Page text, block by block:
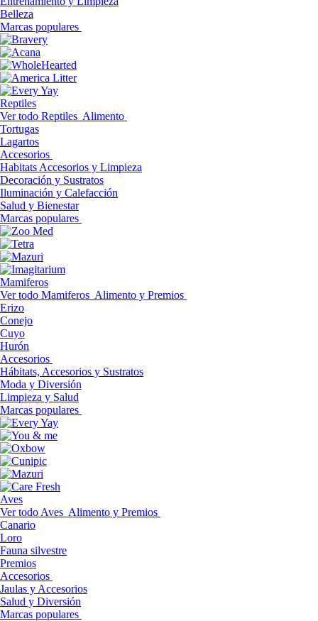
Belleza
Marcas populares
Reptiles
Ver todo Reptiles Alimento
Tortugas
Lagartos
Accesorios
Habitats Accesorios y Limpieza
Decoración y Sustratos
Iluminación y Calefacción
Salud y Bienestar
Marcas populares
Mamiferos
Ver todo Mamiferos Alimento y Premios
Erizo
Conejo
Cuyo
Hurón
Accesorios
Hábitats, Accesorios y Sustratos
Moda y Diversión
Limpieza y Salud
Marcas populares
Aves
Ver todo Aves Alimento y Premios
Canario
Loro
Fauna silvestre
Premios
Accesorios
Jaulas y Accesorios
Salud y Diversión
Marcas populares